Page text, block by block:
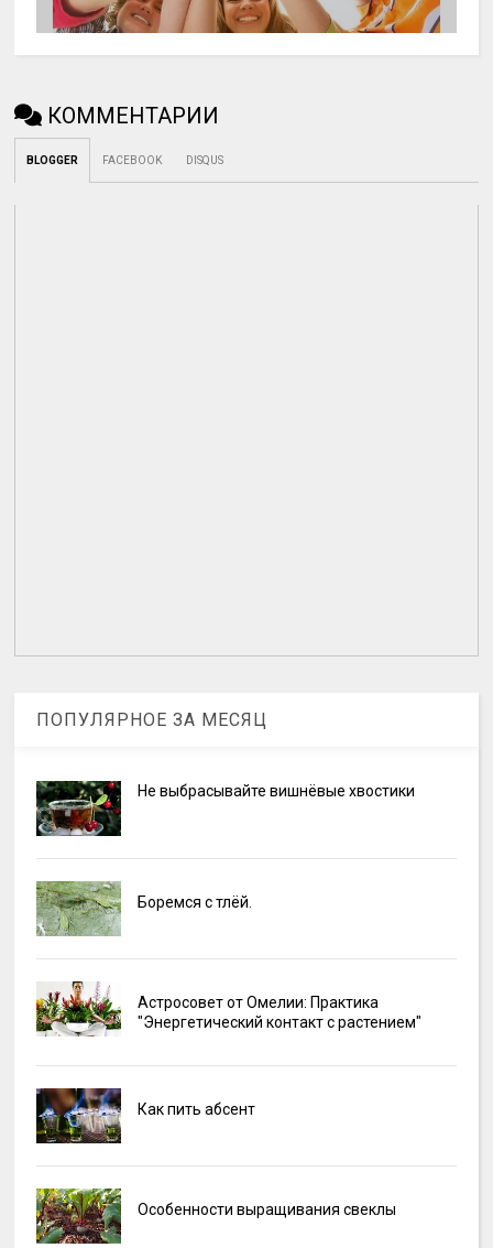
КОММЕНТАРИИ
BLOGGER FACEBOOK DISQUS
ПОПУЛЯРНОЕ ЗА МЕСЯЦ
Не выбрасывайте вишнёвые хвостики
Боремся с тлёй.
Астросовет от Омелии: Практика
"Энергетический контакт с растением"
Как пить абсент
Особенности выращивания свеклы